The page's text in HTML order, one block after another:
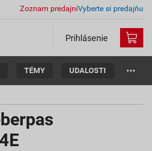
Zoznam predajníVyberte si predajňu
Prihlásenie
TÉMY UDALOSTI